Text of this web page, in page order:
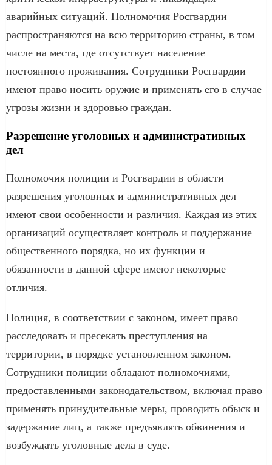
аварийных ситуаций. Полномочия Росгвардии
распространяются на всю территорию страны, в том
числе на места, где отсутствует население
постоянного проживания. Сотрудники Росгвардии
имеют право носить оружие и применять его в случае
угрозы жизни и здоровью граждан.
Разрешение уголовных и административных
дел
Полномочия полиции и Росгвардии в области
разрешения уголовных и административных дел
имеют свои особенности и различия. Каждая из этих
организаций осуществляет контроль и поддержание
общественного порядка, но их функции и
обязанности в данной сфере имеют некоторые
отличия.
Полиция, в соответствии с законом, имеет право
расследовать и пресекать преступления на
территории, в порядке установленном законом.
Сотрудники полиции обладают полномочиями,
предоставленными законодательством, включая право
применять принудительные меры, проводить обыск и
задержание лиц, а также предъявлять обвинения и
возбуждать уголовные дела в суде.